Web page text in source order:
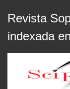
Revista
indexada